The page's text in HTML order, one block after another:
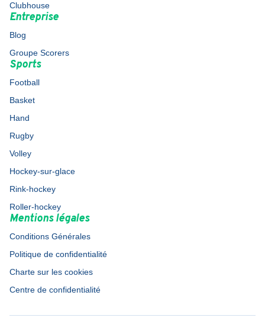
Clubhouse
Entreprise
Blog
Groupe Scorers
Sports
Football
Basket
Hand
Rugby
Volley
Hockey-sur-glace
Rink-hockey
Roller-hockey
Mentions légales
Conditions Générales
Politique de confidentialité
Charte sur les cookies
Centre de confidentialité